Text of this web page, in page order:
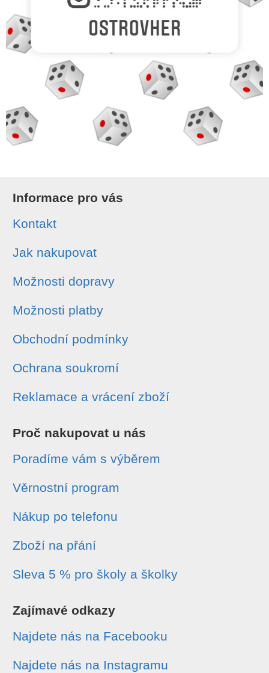
Informace pro vás
Kontakt
Jak nakupovat
Možnosti dopravy
Možnosti platby
Obchodní podmínky
Ochrana soukromí
Reklamace a vrácení zboží
Proč nakupovat u nás
Poradíme vám s výběrem
Věrnostní program
Nákup po telefonu
Zboží na přání
Sleva 5 % pro školy a školky
Zajímavé odkazy
Najdete nás na Facebooku
Najdete nás na Instagramu